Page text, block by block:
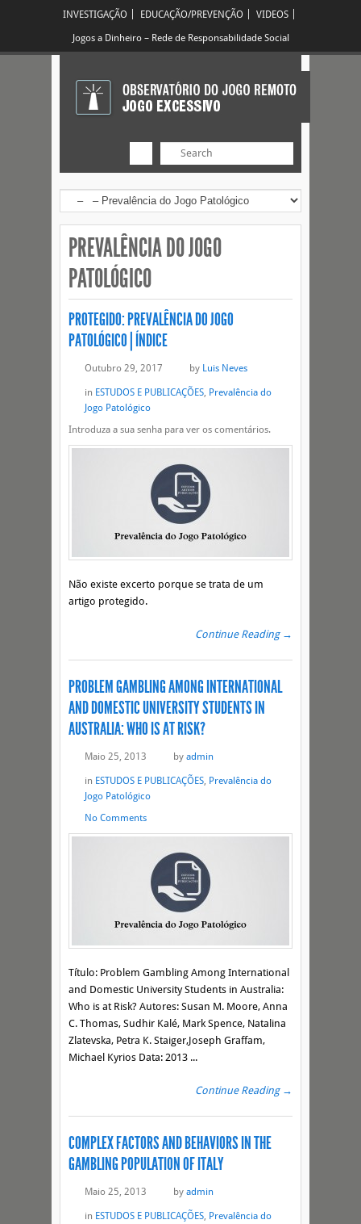
INVESTIGAÇÃO EDUCAÇÃO/PREVENÇÃO VIDEOS
Jogos a Dinheiro – Rede de Responsabilidade Social
PREVALÊNCIA DO JOGO
PATOLÓGICO
PROTEGIDO: PREVALÊNCIA DO JOGO
PATOLÓGICO | ÍNDICE
Outubro 29, 2017 by Luis Neves
in ESTUDOS E PUBLICAÇÕES Prevalência do
Jogo Patológico
Introduza a sua senha para ver os comentários.
Não existe excerto porque se trata de um
artigo protegido.
Continue Reading →
PROBLEM GAMBLING AMONG INTERNATIONAL
AND DOMESTIC UNIVERSITY STUDENTS IN
AUSTRALIA: WHO IS AT RISK?
Maio 25, 2013 by admin
in ESTUDOS E PUBLICAÇÕES Prevalência do
Jogo Patológico
No Comments
Título: Problem Gambling Among International
and Domestic University Students in Australia:
Who is at Risk? Autores: Susan M. Moore, Anna
C. Thomas, Sudhir Kalé, Mark Spence, Natalina
Zlatevska, Petra K. Staiger,Joseph Graffam,
Michael Kyrios Data: 2013 ...
Continue Reading →
COMPLEX FACTORS AND BEHAVIORS IN THE
GAMBLING POPULATION OF ITALY
Maio 25, 2013 by admin
in ESTUDOS E PUBLICAÇÕES Prevalência do